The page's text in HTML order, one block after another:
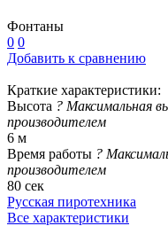
Фонтаны
0 0
Добавить к сравнению
Краткие характеристики:
Высота ? Максимальная
производителем
6 м
Время работы ?
производителем
80 сек
Русская пиротехника
Все характеристики